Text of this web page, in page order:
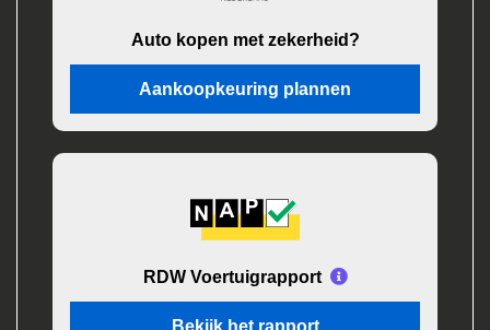
Auto kopen met zekerheid?
Aankoopkeuring plannen
RDW Voertuigrapport
Bekijk het rapport